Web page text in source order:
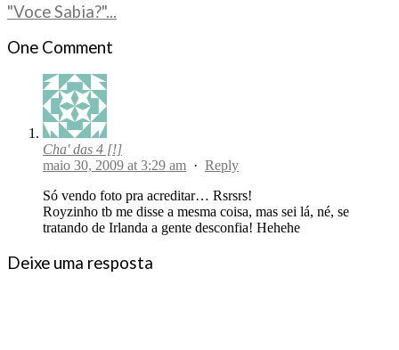
"Voce Sabia?"...
One Comment
Cha' das 4 [!]
maio 30, 2009 at 3:29 am · Reply
Só vendo foto pra acreditar… Rsrsrs!
Royzinho tb me disse a mesma coisa, mas sei lá, né, se
tratando de Irlanda a gente desconfia! Hehehe
Deixe uma resposta